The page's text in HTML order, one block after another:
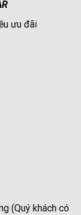
ưu đãi
(Quý khách có